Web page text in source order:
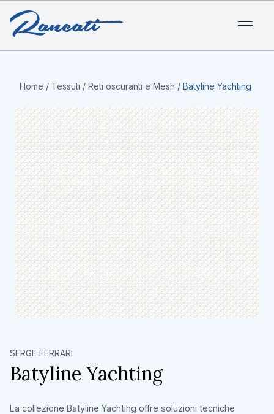
Home / Tessuti / Reti oscuranti e Mesh / Batyline Yachting
SERGE FERRARI
Batyline Yachting
La collezione Batyline Yachting offre soluzioni tecniche